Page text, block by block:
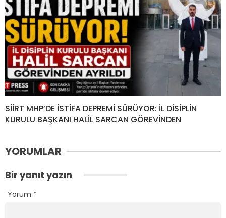
SİİRT MHP’DE İSTİFA DEPREMİ SÜRÜYOR: İL DİSİPLİN
KURULU BAŞKANI HALİL SARCAN GÖREVİNDEN
YORUMLAR
Bir yanıt yazın
Yorum *